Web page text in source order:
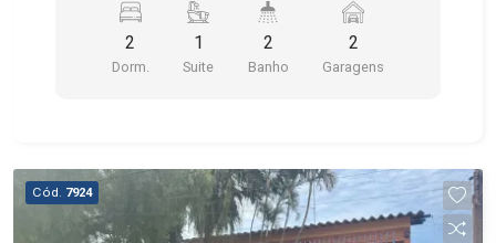
PRATICIDADE EM UM ÚNICO IMÓVEL! COM
250M² DE TERRENO E 161M² DE ÁREA
CONSTRUÍDA, ESTA BELÍSSIMA RESIDÊNCIA
CONDICIONADO 02 BANHEIROS E 01 LAVABO
GARAGEM PARA 02 VEÍCULOS LAVANDERIA
INDEPENDENTE A COZINHA INTEGRADA COM
2
Dorm.
1
Suite
2
Banho
2
Garagens
Cód. 7924